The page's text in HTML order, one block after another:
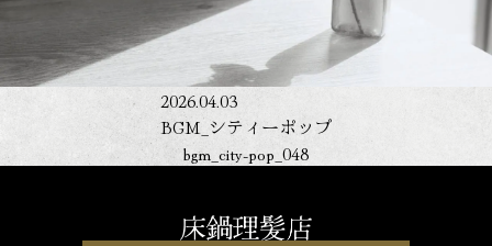
2026.04.03
BGM_シティーポップ
bgm_city-pop_048